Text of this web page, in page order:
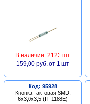
В наличии: 2123 шт
159,00 руб. от 1 шт
Код: 95928
Кнопка тактовая SMD,
6х3,0х3,5 (IT-1188E)